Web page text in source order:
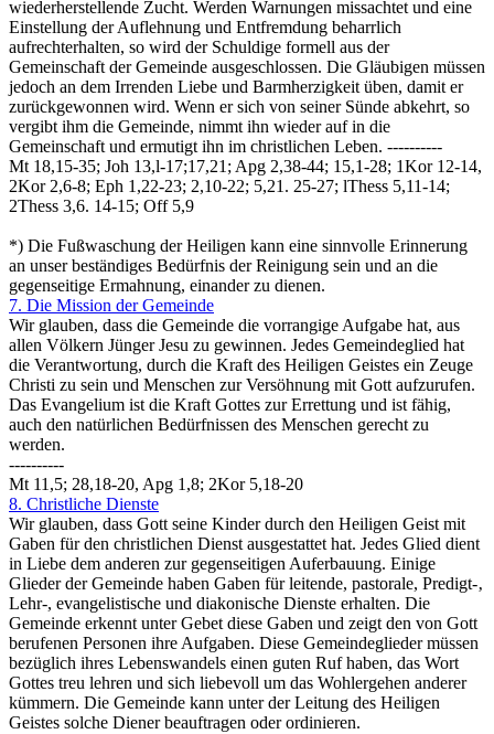
wiederherstellende Zucht. Werden Warnungen missachtet und eine
Einstellung der Auflehnung und Entfremdung beharrlich
aufrechterhalten, so wird der Schuldige formell aus der
Gemeinschaft der Gemeinde ausgeschlossen. Die Gläubigen müssen
jedoch an dem Irrenden Liebe und Barmherzigkeit üben, damit er
zurückgewonnen wird. Wenn er sich von seiner Sünde abkehrt, so
vergibt ihm die Gemeinde, nimmt ihn wieder auf in die
Gemeinschaft und ermutigt ihn im christlichen Leben. ----------
Mt 18,15-35; Joh 13,l-17;17,21; Apg 2,38-44; 15,1-28; 1Kor 12-14,
2Kor 2,6-8; Eph 1,22-23; 2,10-22; 5,21. 25-27; lThess 5,11-14;
2Thess 3,6. 14-15; Off 5,9
*) Die Fußwaschung der Heiligen kann eine sinnvolle Erinnerung
an unser beständiges Bedürfnis der Reinigung sein und an die
gegenseitige Ermahnung, einander zu dienen.
7. Die Mission der Gemeinde
Wir glauben, dass die Gemeinde die vorrangige Aufgabe hat, aus
allen Völkern Jünger Jesu zu gewinnen. Jedes Gemeindeglied hat
die Verantwortung, durch die Kraft des Heiligen Geistes ein Zeuge
Christi zu sein und Menschen zur Versöhnung mit Gott aufzurufen.
Das Evangelium ist die Kraft Gottes zur Errettung und ist fähig,
auch den natürlichen Bedürfnissen des Menschen gerecht zu
werden.
----------
Mt 11,5; 28,18-20, Apg 1,8; 2Kor 5,18-20
8. Christliche Dienste
Wir glauben, dass Gott seine Kinder durch den Heiligen Geist mit
Gaben für den christlichen Dienst ausgestattet hat. Jedes Glied dient
in Liebe dem anderen zur gegenseitigen Auferbauung. Einige
Glieder der Gemeinde haben Gaben für leitende, pastorale, Predigt-‚
Lehr-, evangelistische und diakonische Dienste erhalten. Die
Gemeinde erkennt unter Gebet diese Gaben und zeigt den von Gott
berufenen Personen ihre Aufgaben. Diese Gemeindeglieder müssen
bezüglich ihres Lebenswandels einen guten Ruf haben, das Wort
Gottes treu lehren und sich liebevoll um das Wohlergehen anderer
kümmern. Die Gemeinde kann unter der Leitung des Heiligen
Geistes solche Diener beauftragen oder ordinieren.